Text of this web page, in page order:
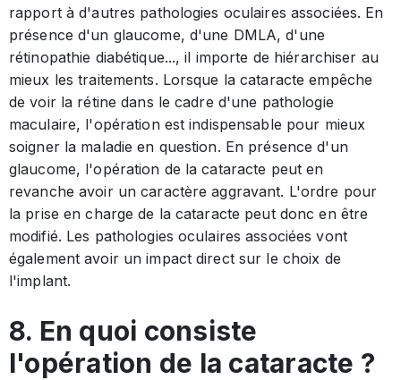
rapport à d'autres pathologies oculaires associées. En
présence d'un glaucome, d'une DMLA, d'une
rétinopathie diabétique..., il importe de hiérarchiser au
mieux les traitements. Lorsque la cataracte empêche
de voir la rétine dans le cadre d'une pathologie
maculaire, l'opération est indispensable pour mieux
soigner la maladie en question. En présence d'un
glaucome, l'opération de la cataracte peut en
revanche avoir un caractère aggravant. L'ordre pour
la prise en charge de la cataracte peut donc en être
modifié. Les pathologies oculaires associées vont
également avoir un impact direct sur le choix de
l'implant.
8. En quoi consiste
l'opération de la cataracte ?